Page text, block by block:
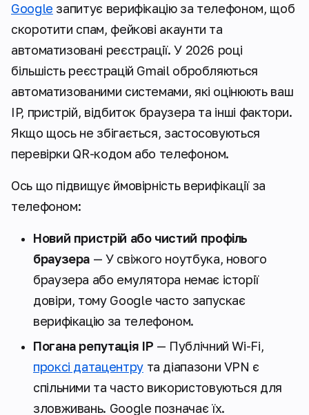
Google запитує верифікацію за телефоном, щоб
скоротити спам, фейкові акаунти та
автоматизовані реєстрації. У 2026 році
більшість реєстрацій Gmail обробляються
автоматизованими системами, які оцінюють ваш
IP, пристрій, відбиток браузера та інші фактори.
Якщо щось не збігається, застосовуються
перевірки QR-кодом або телефоном.
Ось що підвищує ймовірність верифікації за
телефоном:
Новий пристрій або чистий профіль
браузера — У свіжого ноутбука, нового
браузера або емулятора немає історії
довіри, тому Google часто запускає
верифікацію за телефоном.
Погана репутація IP — Публічний Wi-Fi,
проксі датацентрута діапазони VPN є
спільними та часто використовуються для
зловживань. Google позначає їх.